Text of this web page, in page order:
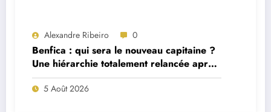
Alexandre Ribeiro 0
Benfica : qui sera le nouveau capitaine ?
Une hiérarchie totalement relancée après
deux départs majeurs
5 Août 2026